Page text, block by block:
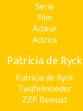
Serie
Film
Acteur
Actrice
Patricia de Ryck
Patricia de Ryck
Twijfelmoeder
ZZP Bewust